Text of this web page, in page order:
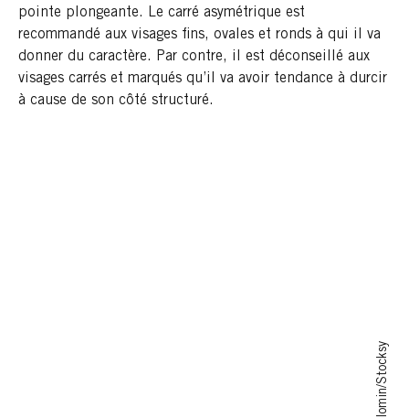
pointe plongeante. Le carré asymétrique est
recommandé aux visages fins, ovales et ronds à qui il va
donner du caractère. Par contre, il est déconseillé aux
visages carrés et marqués qu’il va avoir tendance à durcir
à cause de son côté structuré.